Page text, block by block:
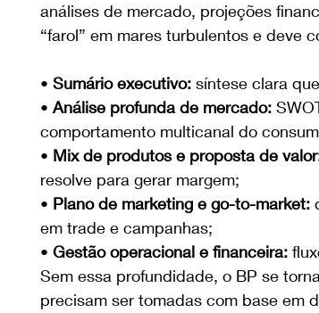
análises de mercado, projeções
“farol” em mares turbulentos e deve
• Sumário executivo: síntese clara
• Análise profunda de mercado:
comportamento multicanal do
• Mix de produtos e proposta de
resolve para gerar margem;
• Plano de marketing e go-to-market:
em trade e campanhas;
• Gestão operacional e financeira:
Sem essa profundidade, o BP se
precisam ser tomadas com base em